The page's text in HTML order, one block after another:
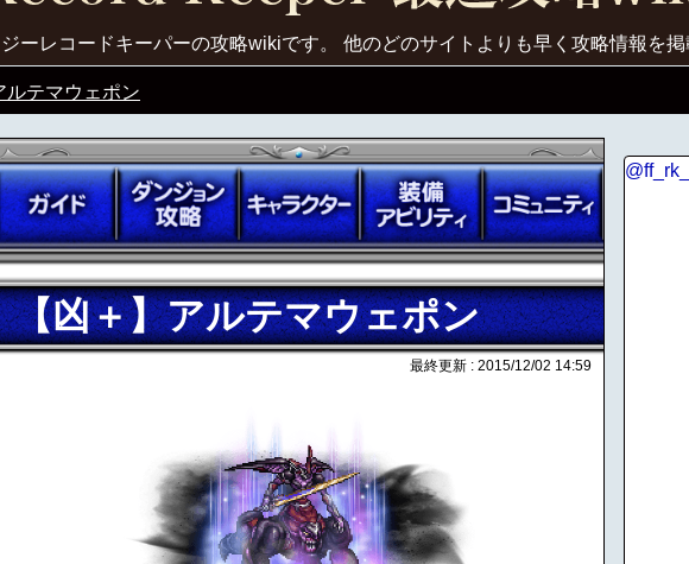
ーレコードキーパーの攻略wikiです。 他のどのサイトよりも早く攻略情報を掲
ルテマウェポン
【凶＋】アルテマウェポン
最終更新 : 2015/12/02 14:59